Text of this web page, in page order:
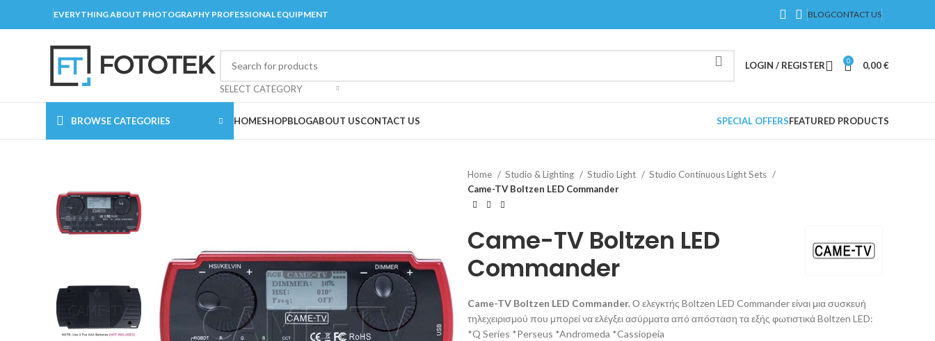
EVERYTHING ABOUT PHOTOGRAPHY PROFESSIONAL EQUIPMENT BLOGCONTACT US
SELECT CATEGORY
LOGIN / REGISTER 0 0,00€
BROWSE CATEGORIES HOMESHOPBLOGABOUT USCONTACT US SPECIAL OFFERSFEATURED PRODUCTS
Home Studio & Lighting Studio Light
Studio Continuous Light Sets
Came-TV Boltzen LED Commander
Came-TV Boltzen LED
Commander
Came-TV Boltzen LED Commander.Ο ελεγκτής Boltzen LED Commander είναι μια συσκευή
τηλεχειρισμού που μπορεί να ελέγξει ασύρματα από απόσταση τα εξής φωτιστικά Boltzen LED:
*Q Series *Perseus *Andromeda *Cassiopeia